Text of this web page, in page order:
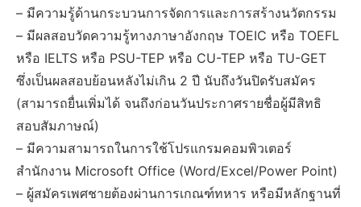
– มีความรู้ด้านกระบวนการจัดการและการสร้างนวัตกรรม
– มีผลสอบวัดความรู้ทางภาษาอังกฤษ TOEIC หรือ TOEFL
หรือ IELTS หรือ PSU-TEP หรือ CU-TEP หรือ TU-GET
ซึ่งเป็นผลสอบย้อนหลังไม่เกิน 2 ปี นับถึงวันปิดรับสมัคร
(สามารถยื่นเพิ่มได้ จนถึงก่อนวันประกาศรายชื่อผู้มีสิทธิ
สอบสัมภาษณ์)
– มีความสามารถในการใช้โปรแกรมคอมพิวเตอร์
สำนักงาน Microsoft Office (Word/Excel/Power Point)
– ผู้สมัครเพศชายต้องผ่านการเกณฑ์ทหาร หรือมีหลักฐานที่